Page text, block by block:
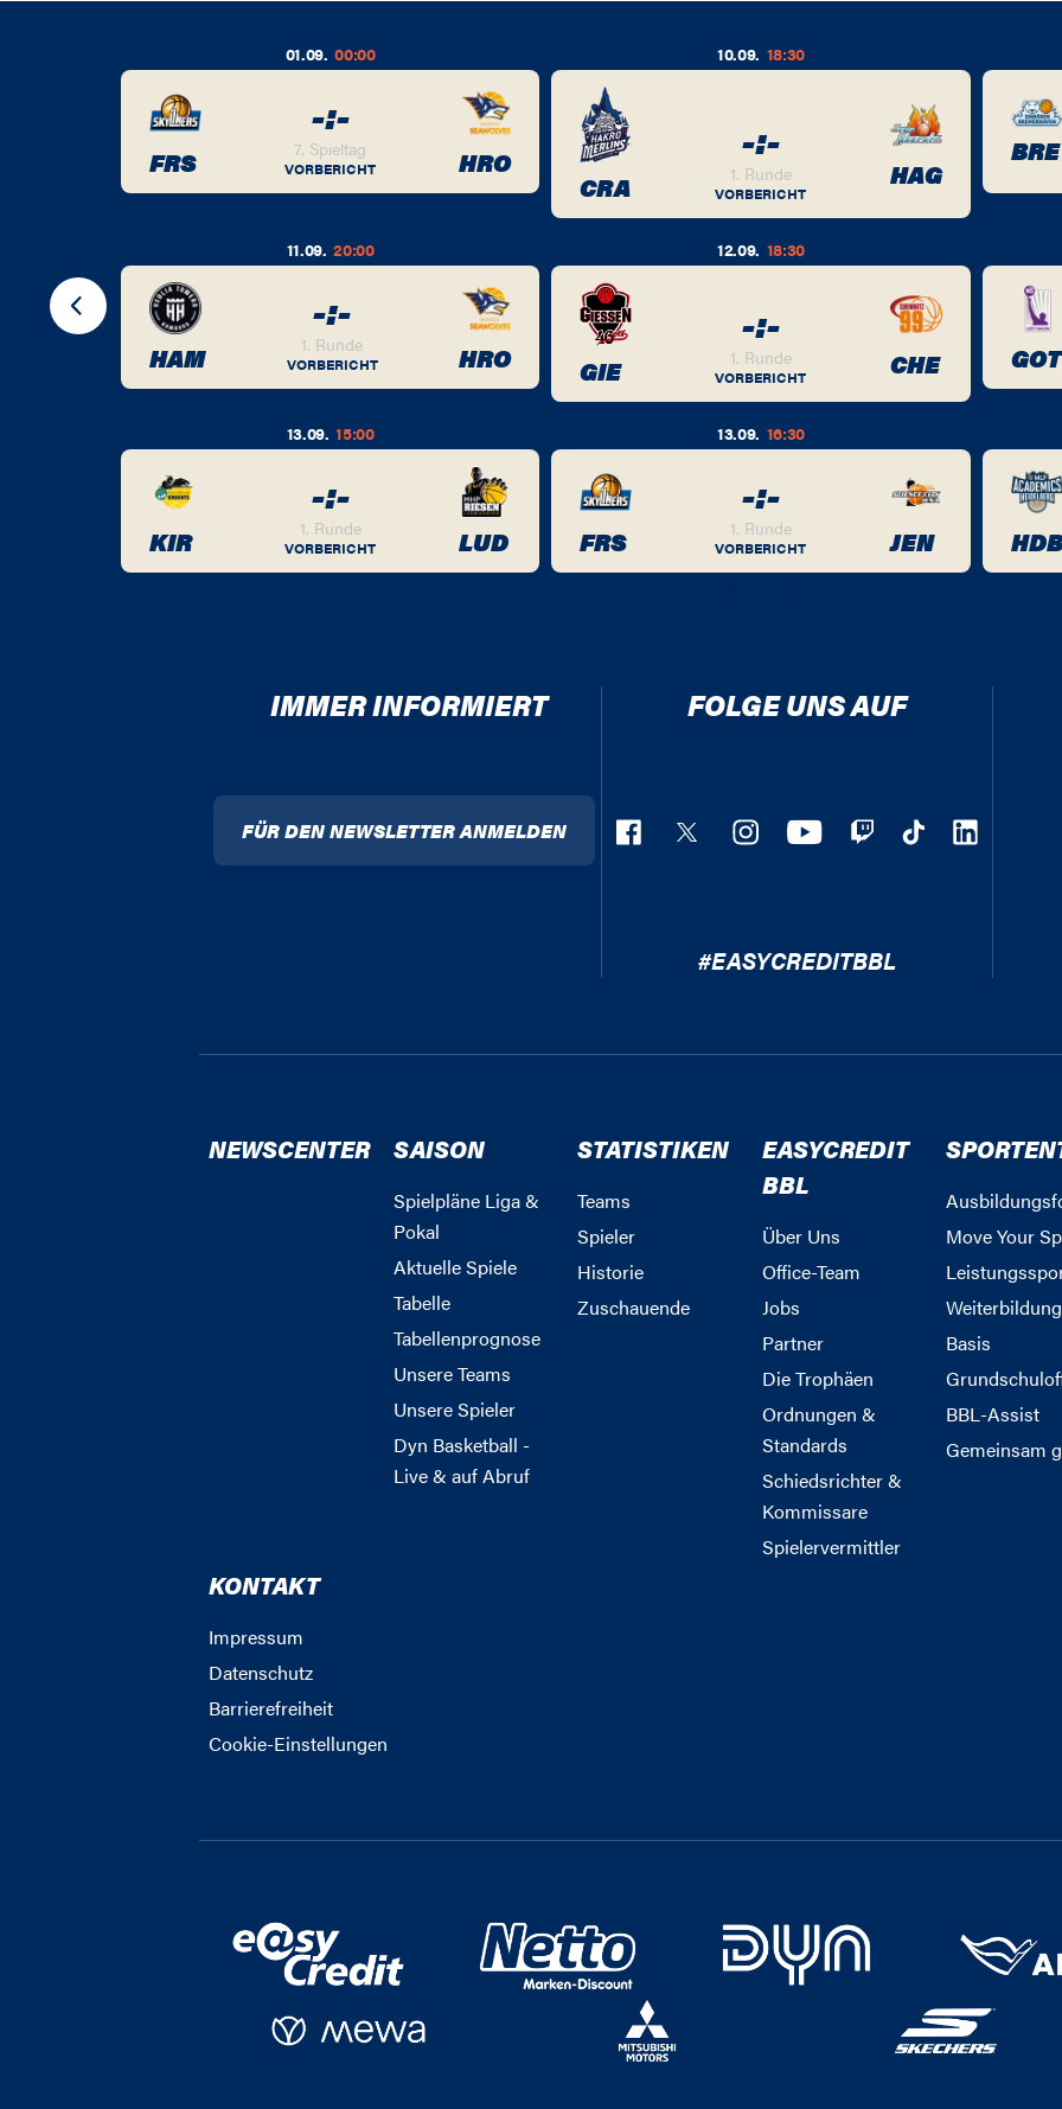
BER
01.09. 00:00
FRS
-:-
7. Spieltag
VORBERICHT HRO
10.09. 18:30
CRA
-:-
1. Runde
VORBERICHT
HAG
BRE
11.09. 20:00
HAM
-:-
1. Runde
VORBERICHT HRO
12.09. 18:30
GIE
-:-
1. Runde
VORBERICHT CHE GOT
13.09. 15:00
KIR
-:-
1. Runde
VORBERICHT LUD
13.09. 16:30
FRS
-:-
1. Runde
VORBERICHT JEN HDB
IMMER INFORMIERT
FÜR DEN NEWSLETTER ANMELDEN
FOLGE UNS AUF
#EASYCREDITBBL
NEWSCENTER SAISON
Spielpläne Liga &
Pokal
Aktuelle Spiele
Tabelle
Tabellenprognose
Unsere Teams
Unsere Spieler
Dyn Basketball -
Live & auf Abruf
STATISTIKEN
Teams
Spieler
Historie
Zuschauende
EASYCREDIT
BBL
Über Uns
Office-Team
Jobs
Partner
Die Trophäen
Ordnungen &
Standards
Schiedsrichter &
Kommissare
Spielervermittler
Move Your
Weiterbildung
Basis
BBL-Assist
Gemeinsam
KONTAKT
Impressum
Datenschutz
Barrierefreiheit
Cookie-Einstellungen